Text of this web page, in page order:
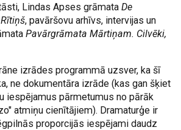
Lindas Apses grāmataDe
, pavāršovu arhīvs, intervijas un
Pavārgrāmata Mārtiņam. Cilvēki,
izrādes programmā uzsver, ka šī
ne dokumentāra izrāde (kas gan šķiet
iespējamus pārmetumus no pārāk
atmiņu cienītājiem). Dramaturģe ir
proporcijās iespējami daudz